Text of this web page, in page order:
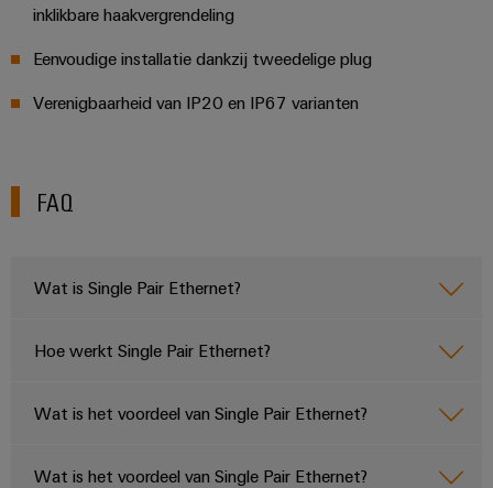
inklikbare haakvergrendeling
Eenvoudige installatie dankzij tweedelige plug
Verenigbaarheid van IP20 en IP67 varianten
FAQ
Wat is Single Pair Ethernet?
Hoe werkt Single Pair Ethernet?
Wat is het voordeel van Single Pair Ethernet?
Wat is het voordeel van Single Pair Ethernet?